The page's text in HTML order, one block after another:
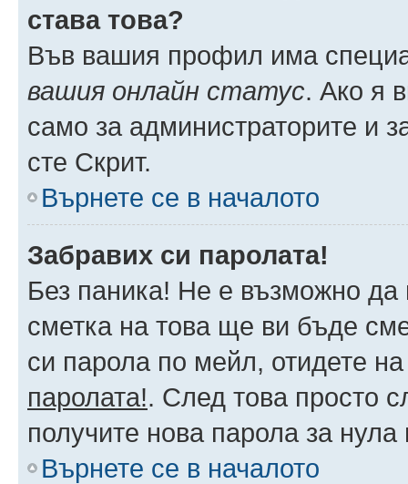
става това?
Във вашия профил има
вашия онлайн статус. Ако я
само за администраторите и
сте Скрит.
Върнете се в началото
Забравих си паролата!
Без паника! Не е възможно да
сметка на това ще ви бъде
си парола по мейл, отидете
паролата!. След това просто
получите нова парола за
Върнете се в началото